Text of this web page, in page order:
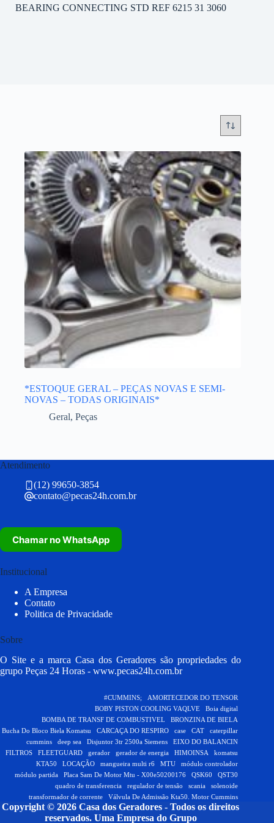
BEARING CONNECTING STD REF 6215 31 3060
*ESTOQUE GERAL – PEÇAS NOVAS E SEMI-
NOVAS – TODAS ORIGINAIS*
Geral, Peças
Atendimento
(12) 99650-3854
contato@pecas24h.com.br
Chamar no WhatsApp
Institucional
A Empresa
Contato
Politica de Privacidade
Sobre
O Site e a marca Casa dos Geradores são propriedades do
grupo Peças 24 Horas - www.pecas24h.com.br
#CUMMINS;
AMORTECEDOR DO TENSOR
BOBY PISTON COOLING VAQLVE
Boia digital
BOMBA DE TRANSF DE COMBUSTIVEL
BRONZINA DE BIELA
Bucha Do Bloco Biela Komatsu
CARCAÇA DO RESPIRO case CAT
caterpillar
cummins
deep sea Disjuntor 3tr 2500a Siemens
EIXO DO BALANCIN
FILTROS
FLEETGUARD gerador gerador de energia HIMOINSA
komatsu
KTA50
LOCAÇÃO mangueira multi r6 MTU
módulo controlador
módulo partida
Placa Sam De Motor Mtu - X00e50200176 QSK60
QST30
quadro de transferencia
regulador de tensão scania
solenoide
transformador de corrente
Válvula De Admissão Kta50. Motor Cummins
Copyright © 2026 Casa dos Geradores - Todos os direitos
reservados. Uma Empresa do Grupo